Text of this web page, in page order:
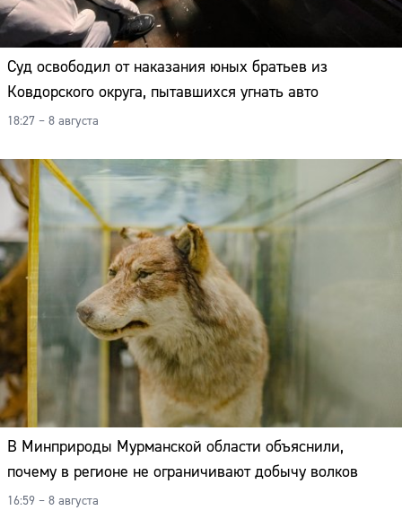
Суд освободил от наказания юных братьев из
Ковдорского округа, пытавшихся угнать авто
18:27 – 8 августа
В Минприроды Мурманской области объяснили,
почему в регионе не ограничивают добычу волков
16:59 – 8 августа